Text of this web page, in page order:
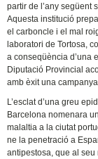
partir de l’any següent
Aquesta institució
el carboncle i el mal
laboratori de Tortosa,
a conseqüència d’una
Diputació Provincial
amb èxit una
L’esclat d’una greu
Barcelona nomenara
malaltia a la ciutat
ne la penetració a
antipestosa, que al